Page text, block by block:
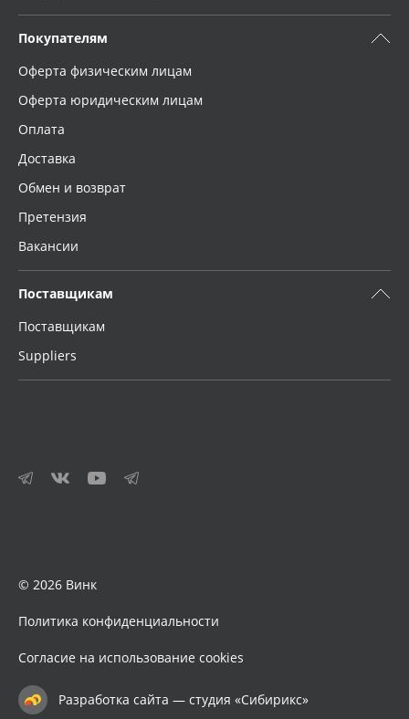
Покупателям
Оферта физическим лицам
Оферта юридическим лицам
Оплата
Доставка
Обмен и возврат
Претензия
Вакансии
Поставщикам
Поставщикам
Suppliers
© 2026 Винк
Политика конфиденциальности
Согласие на использование cookies
Разработка сайта — студия «Сибирикс»